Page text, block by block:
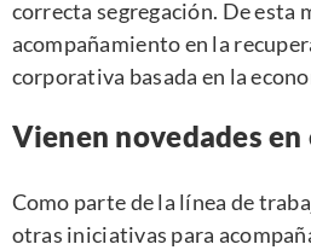
correcta segregación. De esta
acompañamiento en la
corporativa basada en la
Vienen novedades
Como parte de la línea de
otras iniciativas para